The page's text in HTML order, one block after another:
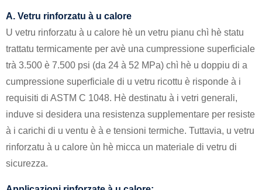
A. Vetru rinforzatu à u calore
U vetru rinforzatu à u calore hè un vetru pianu chì hè statu
trattatu termicamente per avè una cumpressione superficiale
trà 3.500 è 7.500 psi (da 24 à 52 MPa) chì hè u doppiu di a
cumpressione superficiale di u vetru ricottu è risponde à i
requisiti di ASTM C 1048. Hè destinatu à i vetri generali,
induve si desidera una resistenza supplementare per resiste
à i carichi di u ventu è à e tensioni termiche. Tuttavia, u vetru
rinforzatu à u calore ùn hè micca un materiale di vetru di
sicurezza.